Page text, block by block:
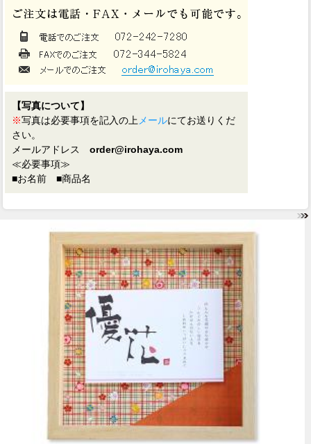
【写真について】
※写真は必要事項を記入の上 メールにてお送りくだ
さい。
メールアドレス order@irohaya.com
≪必要事項≫
■お名前 ■商品名